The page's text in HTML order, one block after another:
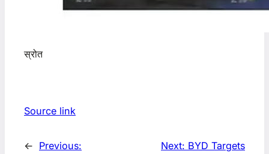
स्रोत
Source link
← Previous:
Next: BYD Targets